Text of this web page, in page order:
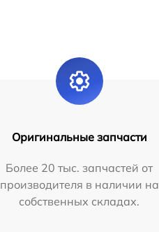
Оригинальные запчасти
Более 20 тыс. запчастей от
производителя в наличии на
собственных складах.